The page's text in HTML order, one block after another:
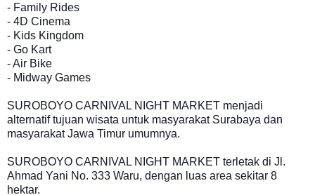
- Family Rides
- 4D Cinema
- Kids Kingdom
- Go Kart
- Air Bike
- Midway Games
SUROBOYO CARNIVAL NIGHT MARKET menjadi
alternatif tujuan wisata untuk masyarakat Surabaya dan
masyarakat Jawa Timur umumnya.
SUROBOYO CARNIVAL NIGHT MARKET terletak di Jl.
Ahmad Yani No. 333 Waru, dengan luas area sekitar 8
hektar.